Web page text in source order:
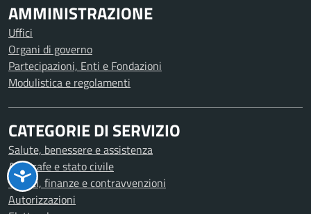
AMMINISTRAZIONE
Uffici
Organi di governo
Partecipazioni, Enti e Fondazioni
Modulistica e regolamenti
CATEGORIE DI SERVIZIO
Salute, benessere e assistenza
Anagrafe e stato civile
Tributi, finanze e contravvenzioni
Autorizzazioni